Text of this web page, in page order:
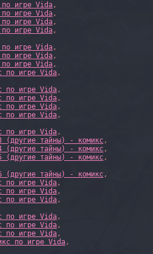
игре Vida,
игре Vida,
игре Vida,
игре Vida,
игре Vida,
игре Vida,
игре Vida,
по игре Vida,
по игре Vida,
по игре Vida,
по игре Vida,
по игре Vida,
по игре Vida,
(другие тайны) - комикс,
(другие тайны) - комикс,
(другие тайны) - комикс,
(другие тайны) - комикс,
по игре Vida,
по игре Vida,
по игре Vida,
по игре Vida,
по игре Vida,
по игре Vida,
по игре Vida,